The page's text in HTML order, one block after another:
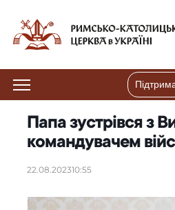
Папа зустрівся з
командувачем
22.08.202310:55